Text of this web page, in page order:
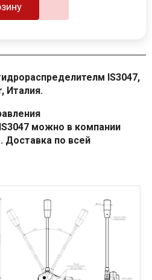
IS3047,
Италия.
можно в компании
Доставка по всей